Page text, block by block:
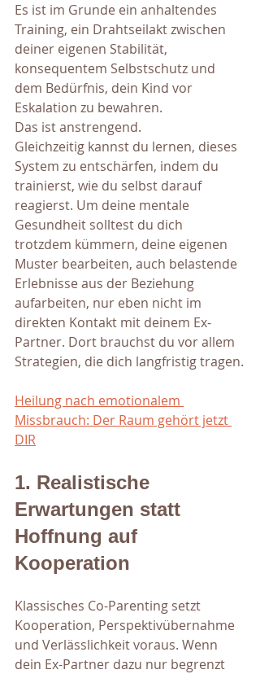
Es ist im Grunde ein anhaltendes
Training, ein Drahtseilakt zwischen
deiner eigenen Stabilität,
konsequentem Selbstschutz und
dem Bedürfnis, dein Kind vor
Eskalation zu bewahren.
Das ist anstrengend.
Gleichzeitig kannst du lernen, dieses
System zu entschärfen, indem du
trainierst, wie du selbst darauf
reagierst. Um deine mentale
Gesundheit solltest du dich
trotzdem kümmern, deine eigenen
Muster bearbeiten, auch belastende
Erlebnisse aus der Beziehung
aufarbeiten, nur eben nicht im
direkten Kontakt mit deinem Ex-
Partner. Dort brauchst du vor allem
Strategien, die dich langfristig tragen.
Heilung nach emotionalem
Missbrauch: Der Raum gehört jetzt
DIR
1. Realistische
Erwartungen statt
Hoffnung auf
Kooperation
Klassisches Co-Parenting setzt
Kooperation, Perspektivübernahme
und Verlässlichkeit voraus. Wenn
dein Ex-Partner dazu nur begrenzt